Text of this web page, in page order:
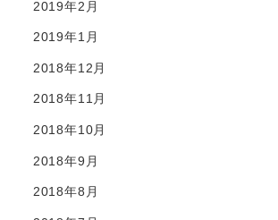
2019年2月
2019年1月
2018年12月
2018年11月
2018年10月
2018年9月
2018年8月